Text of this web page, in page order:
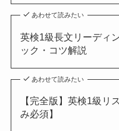
あわせて読みたい
英検1級長文リーディ
ック・コツ解説
あわせて読みたい
【完全版】英検1級リ
み必須】